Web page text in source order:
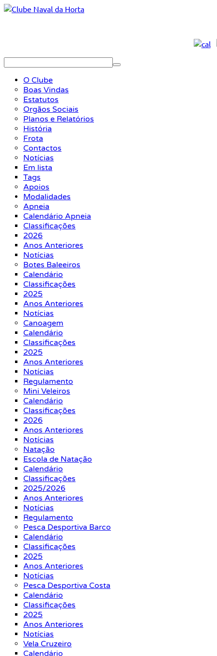
O Clube
Boas Vindas
Estatutos
Orgãos Sociais
Planos e Relatórios
História
Frota
Contactos
Notícias
Em lista
Tags
Apoios
Modalidades
Apneia
Calendário Apneia
Classificações
2026
Anos Anteriores
Notícias
Botes Baleeiros
Calendário
Classificações
2025
Anos Anteriores
Notícias
Canoagem
Calendário
Classificações
2025
Anos Anteriores
Notícias
Regulamento
Mini Veleiros
Calendário
Classificações
2026
Anos Anteriores
Notícias
Natação
Escola de Natação
Calendário
Classificações
2025/2026
Anos Anteriores
Notícias
Regulamento
Pesca Desportiva Barco
Calendário
Classificações
2025
Anos Anteriores
Notícias
Pesca Desportiva Costa
Calendário
Classificações
2025
Anos Anteriores
Notícias
Vela Cruzeiro
Calendário